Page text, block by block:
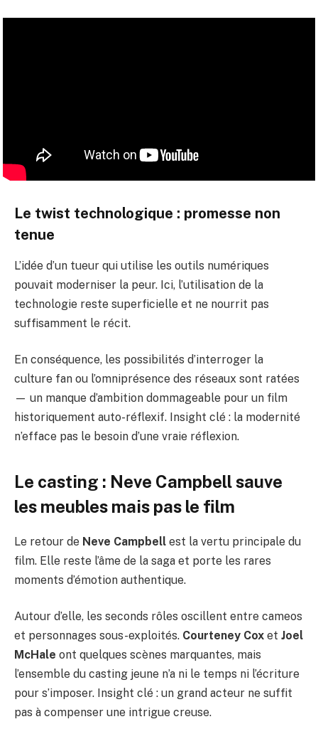
Le twist technologique : promesse non
tenue
L’idée d’un tueur qui utilise les outils numériques
pouvait moderniser la peur. Ici, l’utilisation de la
technologie reste superficielle et ne nourrit pas
suffisamment le récit.
En conséquence, les possibilités d’interroger la
culture fan ou l’omniprésence des réseaux sont ratées
— un manque d’ambition dommageable pour un film
historiquement auto-réflexif. Insight clé : la modernité
n’efface pas le besoin d’une vraie réflexion.
Le casting : Neve Campbellsauve
les meubles mais pas le film
Le retour de Neve Campbell est la vertu principale du
film. Elle reste l’âme de la saga et porte les rares
moments d’émotion authentique.
Autour d’elle, les seconds rôles oscillent entre cameos
et personnages sous-exploités. Courteney Cox et Joel
McHale ont quelques scènes marquantes, mais
l’ensemble du casting jeune n’a ni le temps ni l’écriture
pour s’imposer. Insight clé : un grand acteur ne suffit
pas à compenser une intrigue creuse.